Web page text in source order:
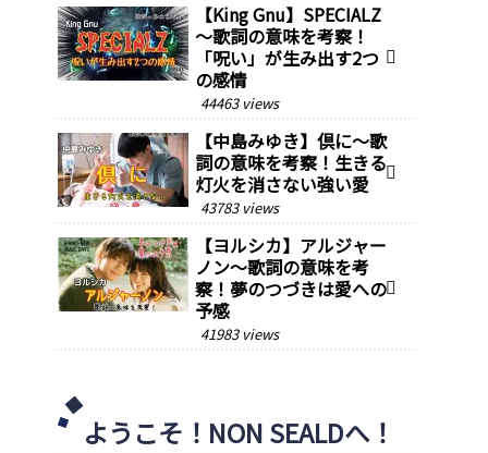
【King Gnu】SPECIALZ
～歌詞の意味を考察！
「呪い」が生み出す2つ
の感情
44463 views
【中島みゆき】倶に～歌
詞の意味を考察！生きる
灯火を消さない強い愛
43783 views
【ヨルシカ】アルジャー
ノン～歌詞の意味を考
察！夢のつづきは愛への
予感
41983 views
ようこそ！NON SEALDへ！